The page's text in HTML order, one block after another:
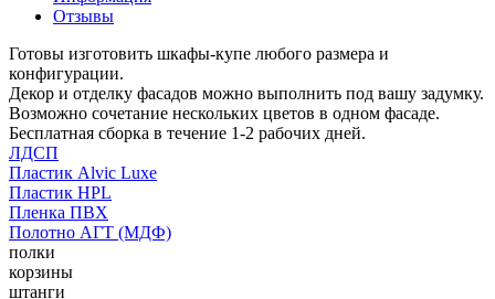
Отзывы
Готовы изготовить шкафы-купе любого размера и
конфигурации.
Декор и отделку фасадов можно выполнить под вашу задумку.
Возможно сочетание нескольких цветов в одном фасаде.
Бесплатная сборка в течение 1-2 рабочих дней.
ЛДСП
Пластик Alvic Luxe
Пластик HPL
Пленка ПВХ
Полотно АГТ (МДФ)
полки
корзины
штанги